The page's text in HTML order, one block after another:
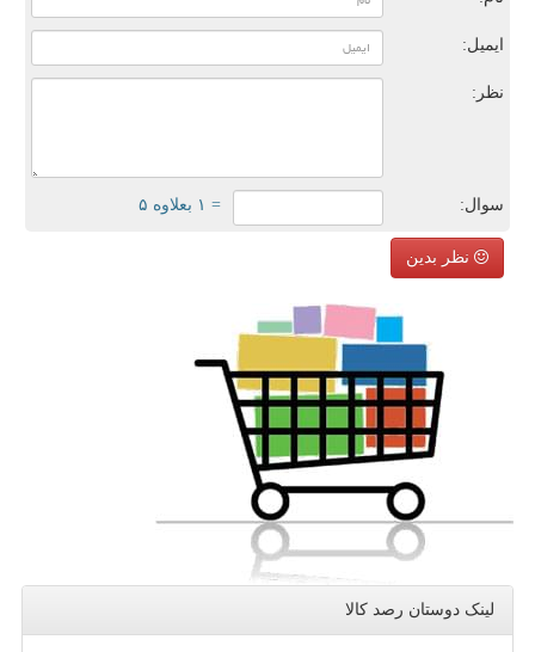
ایمیل:
نظر:
سوال: = ۱ بعلاوه ۵
نظر بدین
لینک دوستان رصد كالا